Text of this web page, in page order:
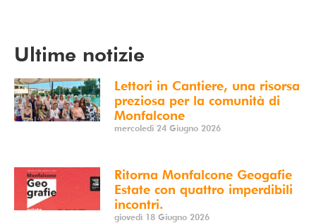
Ultime notizie
Lettori in Cantiere, una risorsa
preziosa per la comunità di
Monfalcone
mercoledì 24 Giugno 2026
Ritorna Monfalcone Geogafie
Estate con quattro imperdibili
incontri.
giovedì 18 Giugno 2026